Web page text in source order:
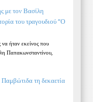
με τον Βασίλη
του τραγουδιού “Ο
ήταν εκείνος που
Παπακωνσταντίνου,
τη δεκαετία